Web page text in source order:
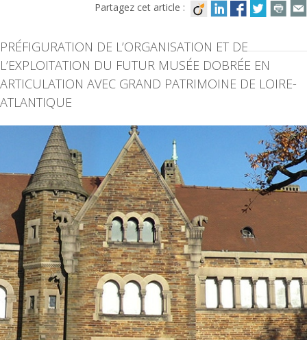
Partagez cet article :
PRÉFIGURATION DE L’ORGANISATION ET DE
L’EXPLOITATION DU FUTUR MUSÉE DOBRÉE EN
ARTICULATION AVEC GRAND PATRIMOINE DE LOIRE-
ATLANTIQUE